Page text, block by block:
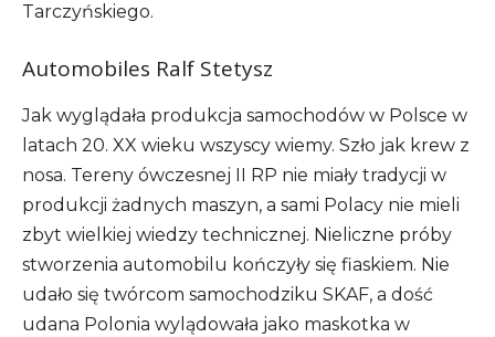
Tarczyńskiego.
Automobiles Ralf Stetysz
Jak wyglądała produkcja samochodów w Polsce w
latach 20. XX wieku wszyscy wiemy. Szło jak krew z
nosa. Tereny ówczesnej II RP nie miały tradycji w
produkcji żadnych maszyn, a sami Polacy nie mieli
zbyt wielkiej wiedzy technicznej. Nieliczne próby
stworzenia automobilu kończyły się fiaskiem. Nie
udało się twórcom samochodziku SKAF, a dość
udana Polonia wylądowała jako maskotka w